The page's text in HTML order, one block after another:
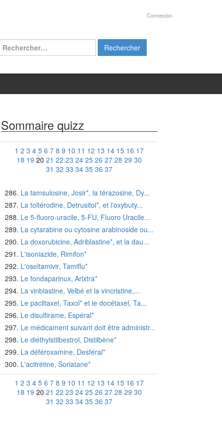
Connexion
Rechercher :
Sommaire quizz
1 2 3 4 5 6 7 8 9 10 11 12 13 14 15 16 17
18 19 20 21 22 23 24 25 26 27 28 29 30
31 32 33 34 35 36 37
La tamsulosine, Josir*, la térazosine, Dy...
La toltérodine, Detrusitol*, et l'oxybuty...
Le 5-fluoro-uracile, 5-FU, Fluoro Uracile...
La cytarabine ou cytosine arabinoside ou...
La doxorubicine, Adriblastine*, et la dau...
L'isoniazide, Rimifon*
L'oseltamivir, Tamiflu*
Le fondaparinux, Arixtra*
La vinblastine, Velbé et la vincristine,...
Le paclitaxel, Taxol* et le docétaxel, Ta...
Le disulfirame, Espéral*
Le médicament suivant doit être administr...
Le diéthylstilbestrol, Distilbène*
La déféroxamine, Desféral*
L'acitrétine, Soriatane*
1 2 3 4 5 6 7 8 9 10 11 12 13 14 15 16 17
18 19 20 21 22 23 24 25 26 27 28 29 30
31 32 33 34 35 36 37